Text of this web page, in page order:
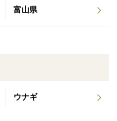
「低温安定性」「栄養塩豊
池に潜水し、車海老の体調
富山県
ウナギ